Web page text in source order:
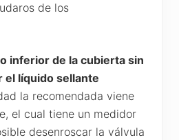
de los
inferior de la cubierta sin
el líquido sellante
la recomendada viene
el cual tiene un medidor
desenroscar la válvula